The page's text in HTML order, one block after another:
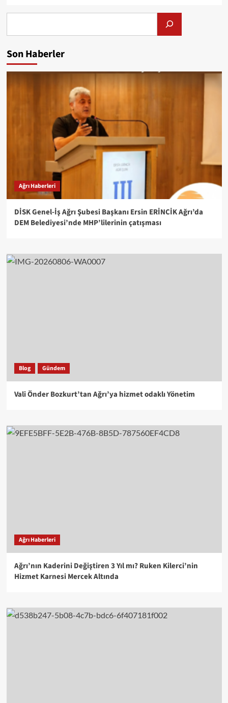
Son Haberler
Ağrı Haberleri
DİSK Genel-İş Ağrı Şubesi Başkanı Ersin ERİNCİK Ağrı’da
DEM Belediyesi’nde MHP’lilerinin çatışması
Blog Gündem
Vali Önder Bozkurt’tan Ağrı’ya hizmet odaklı Yönetim
Ağrı Haberleri
Ağrı’nın Kaderini Değiştiren 3 Yıl mı? Ruken Kilerci’nin
Hizmet Karnesi Mercek Altında